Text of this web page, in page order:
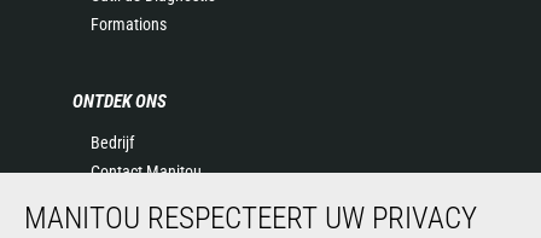
Formations
ONTDEK ONS
Bedrijf
Contact Manitou
Evenementen
MANITOU RESPECTEERT UW PRIVACY